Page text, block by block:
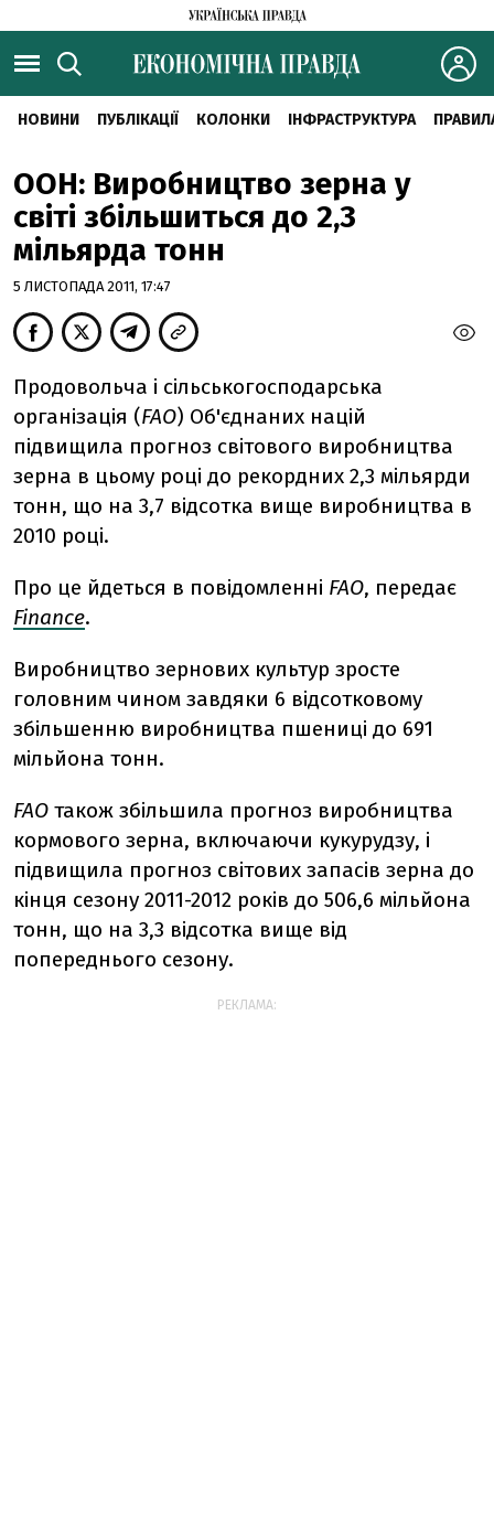
НОВИНИ ПУБЛІКАЦІЇ КОЛОНКИ ІНФРАСТРУКТУРА
ООН: Виробництво зерна у
світі збільшиться до 2,3
мільярда тонн
5 ЛИСТОПАДА 2011, 17:47
Продовольча і сільськогосподарська
організація (FAO) Об'єднаних націй
підвищила прогноз світового виробництва
зерна в цьому році до рекордних 2,3 мільярди
тонн, що на 3,7 відсотка вище виробництва в
2010 році.
Про це йдеться в повідомленні FAO, передає
Finance.
Виробництво зернових культур зросте
головним чином завдяки 6 відсотковому
збільшенню виробництва пшениці до 691
мільйона тонн.
FAO також збільшила прогноз виробництва
кормового зерна, включаючи кукурудзу, і
підвищила прогноз світових запасів зерна до
кінця сезону 2011-2012 років до 506,6 мільйона
тонн, що на 3,3 відсотка вище від
попереднього сезону.
РЕКЛАМА: